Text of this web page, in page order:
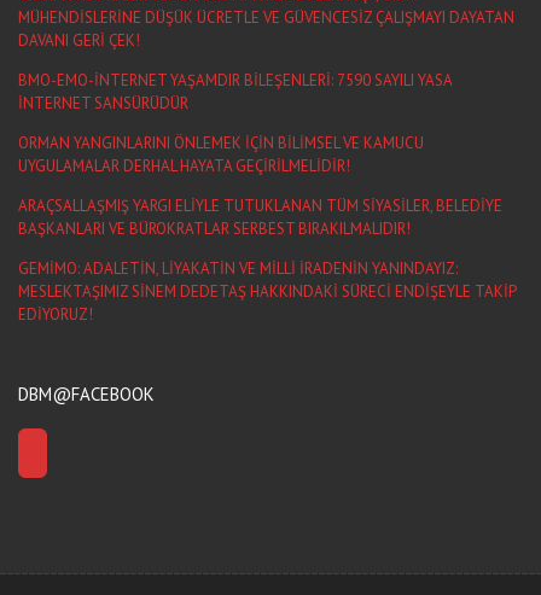
MÜHENDİSLERİNE DÜŞÜK ÜCRETLE VE GÜVENCESİZ ÇALIŞMAYI DAYATAN
DAVANI GERİ ÇEK!
BMO-EMO-İNTERNET YAŞAMDIR BİLEŞENLERİ: 7590 SAYILI YASA
İNTERNET SANSÜRÜDÜR
ORMAN YANGINLARINI ÖNLEMEK İÇİN BİLİMSEL VE KAMUCU
UYGULAMALAR DERHAL HAYATA GEÇİRİLMELİDİR!
ARAÇSALLAŞMIŞ YARGI ELİYLE TUTUKLANAN TÜM SİYASİLER, BELEDİYE
BAŞKANLARI VE BÜROKRATLAR SERBEST BIRAKILMALIDIR!
GEMİMO: ADALETİN, LİYAKATİN VE MİLLİ İRADENİN YANINDAYIZ:
MESLEKTAŞIMIZ SİNEM DEDETAŞ HAKKINDAKİ SÜRECİ ENDİŞEYLE TAKİP
EDİYORUZ!
DBM@FACEBOOK